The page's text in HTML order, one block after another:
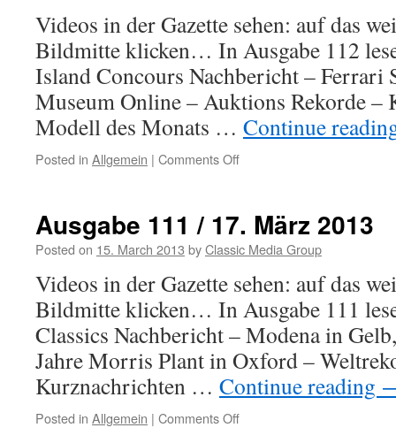
Videos in der Gazette sehen: auf das
Bildmitte klicken… In Ausgabe 112
Island Concours Nachbericht – Ferrari
Museum Online – Auktions Rekorde –
Modell des Monats … Continue
Posted in Allgemein | Comments Off
24.
März
Ausgabe 111 / 17. März 2013
Posted on 15. March 2013 byClassic Media Group
Videos in der Gazette sehen: auf das
Bildmitte klicken… In Ausgabe 111
Classics Nachbericht – Modena in
Jahre Morris Plant in Oxford –
Kurznachrichten … Continue reading
Posted in Allgemein | Comments Off